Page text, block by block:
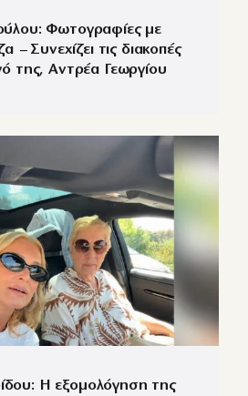
Φωτογραφίες με
– Συνεχίζει τις διακοπές
της, Αντρέα Γεωργίου
Η εξομολόγηση της